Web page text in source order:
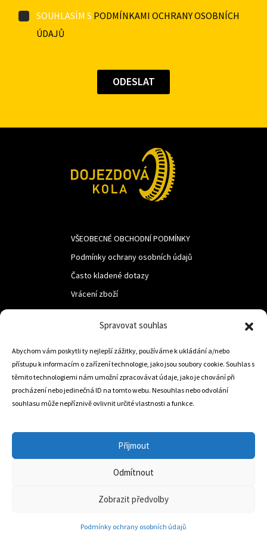
Spravovat souhlas
Abychom vám poskytli ty nejlepší zážitky, používáme k ukládání a/nebo
přístupu k informacím o zařízení technologie, jako jsou soubory cookie. Souhlas s
těmito technologiemi nám umožní zpracovávat údaje, jako je chování při
procházení nebo jedinečná ID na tomto webu. Nesouhlas nebo odvolání
souhlasu může nepříznivě ovlivnit určité vlastnosti a funkce.
Přijmout
Odmítnout
Zobrazit předvolby
Podmínky ochrany osobních údajů
SOUHLASÍM S PODMÍNKAMI OCHRANY OSOBNÍCH
ÚDAJŮ
VŠEOBECNÉ OBCHODNÍ PODMÍNKY
Podmínky ochrany osobních údajů
Často kladené dotazy
Vrácení zboží
LUF s.r.o.
Nám. M.R.Štefanika 518,
Trstená 02801
info@dojezdovakola.com